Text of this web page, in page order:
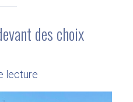
des choix
lecture